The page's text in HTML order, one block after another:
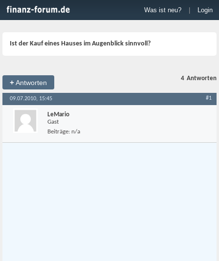
Was ist neu? Login
Ist der Kauf eines Hauses im Augenblick sinnvoll?
+Antworten
4 Antworten
09.07.2010, 15:45 #1
LeMario
Gast
Beiträge: n/a